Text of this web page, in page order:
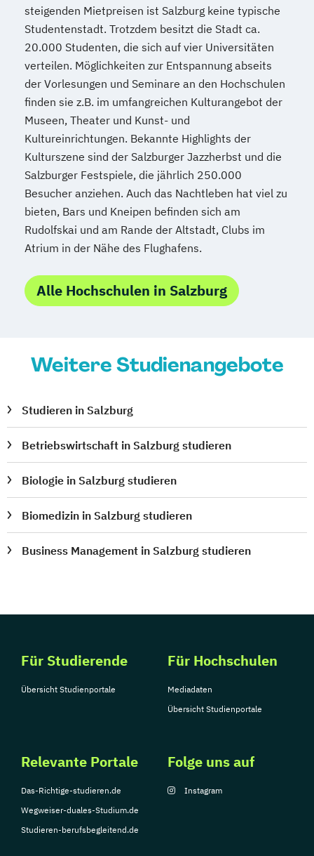
steigenden Mietpreisen ist Salzburg keine typische
Studentenstadt. Trotzdem besitzt die Stadt ca.
20.000 Studenten, die sich auf vier Universitäten
verteilen. Möglichkeiten zur Entspannung abseits
der Vorlesungen und Seminare an den Hochschulen
finden sie z.B. im umfangreichen Kulturangebot der
Museen, Theater und Kunst- und
Kultureinrichtungen. Bekannte Highlights der
Kulturszene sind der Salzburger Jazzherbst und die
Salzburger Festspiele, die jährlich 250.000
Besucher anziehen. Auch das Nachtleben hat viel zu
bieten, Bars und Kneipen befinden sich am
Rudolfskai und am Rande der Altstadt, Clubs im
Atrium in der Nähe des Flughafens.
Alle Hochschulen in Salzburg
Weitere Studienangebote
Studieren in Salzburg
Betriebswirtschaft in Salzburg studieren
Biologie in Salzburg studieren
Biomedizin in Salzburg studieren
Business Management in Salzburg studieren
Für Studierende
Übersicht Studienportale
Für Hochschulen
Mediadaten
Übersicht Studienportale
Relevante Portale
Das-Richtige-studieren.de
Wegweiser-duales-Studium.de
Studieren-berufsbegleitend.de
Folge uns auf
Instagram